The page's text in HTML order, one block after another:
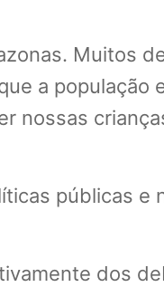
Muitos
a população
nossas
públicas e
dos